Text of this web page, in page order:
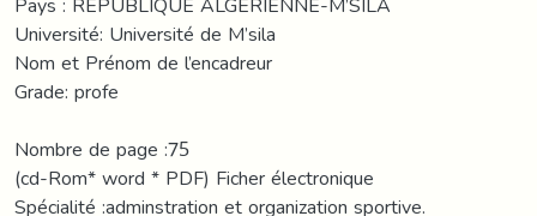
Université: Université de M’sila
Nom et Prénom de l’encadreur
Grade: profe
Nombre de page :75
(cd-Rom* word * PDF) Ficher électronique
Spécialité :adminstration et organization sportive.